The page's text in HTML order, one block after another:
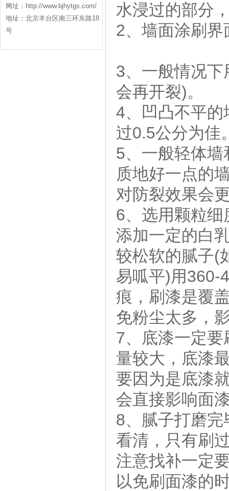
网址：http://www.bjhytgs.com/
地址：北京丰台区南三环东路18
号
水浸过的部
2、墙面涂刷
3、一般情况
会再开裂)
4、凹凸不平
过0.5公分
5、一般轻体
质地好一点的
对防裂效果
6、选用颗粒
添加一定的白
较松软的腻子(
易呱平)用360-
痕，刷漆是覆
免粉尘太多
7、底漆一定
量较大，底漆
要因为是底漆
会直接影响
8、腻子打磨
看清，只有刷
注意找补一定
以免刷面漆